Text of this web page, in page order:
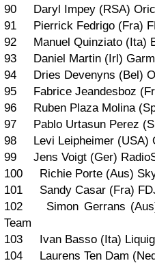
90 Daryl Impey (RSA)
91 Pierrick Fedrigo (Fra)
92 Manuel Quinziato (Ita)
93 Daniel Martin (Irl)
94 Dries Devenyns (Bel)
95 Fabrice Jeandesboz
96 Ruben Plaza Molina
97 Pablo Urtasun Perez
98 Levi Leipheimer (USA)
99 Jens Voigt (Ger)
100 Richie Porte (Aus)
101 Sandy Casar (Fra)
102 Simon Gerrans (Aus)
Team
103 Ivan Basso (Ita)
104 Laurens Ten Dam